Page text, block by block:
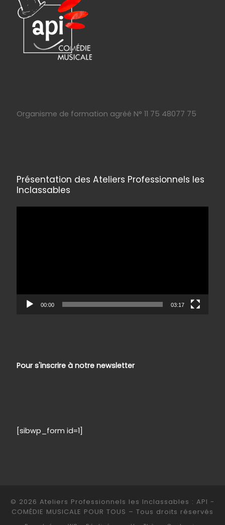
Organisme de formation agréé N° 11 75 48077 75
Présentation des Ateliers Professionnels les
Inclassables
00:00 03:17
Pour s'inscrire à notre newsletter
[sibwp_form id=1]
© 2026 Ateliers Professionnels les Inclassables : API -
COMÉDIE MUSICALE POUR TOUS – Tous droits réservés